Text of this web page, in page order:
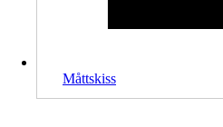
Måttskiss